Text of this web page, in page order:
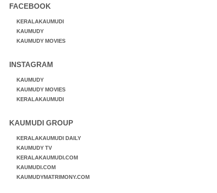
FACEBOOK
KERALAKAUMUDI
KAUMUDY
KAUMUDY MOVIES
INSTAGRAM
KAUMUDY
KAUMUDY MOVIES
KERALAKAUMUDI
KAUMUDI GROUP
KERALAKAUMUDI DAILY
KAUMUDY TV
KERALAKAUMUDI.COM
KAUMUDI.COM
KAUMUDYMATRIMONY.COM